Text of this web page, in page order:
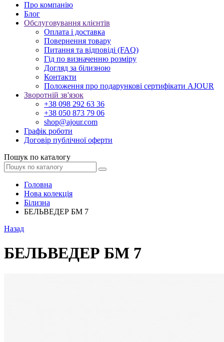
Про компанію
Блог
Обслуговування клієнтів
Оплата і доставка
Повернення товару
Питання та відповіді (FAQ)
Гід по визначенню розміру
Догляд за білизною
Контакти
Положення про подарункові сертифікати AJOUR
Зворотній зв'язок
+38 098 292 63 36
+38 050 873 79 06
shop@ajour.com
Графік роботи
Договір публічної оферти
Пошук по каталогу
Головна
Нова колекція
Білизна
БЕЛЬВЕДЕР БМ 7
Назад
БЕЛЬВЕДЕР БМ 7